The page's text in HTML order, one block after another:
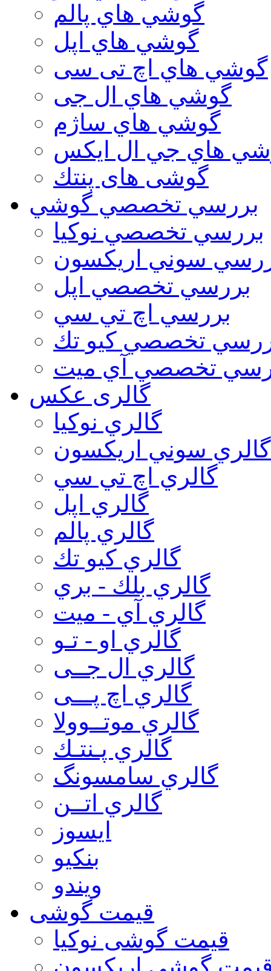
گوشي هاي پالم
گوشي هاي اپل
گوشي هاي اچ تی سی
گوشي هاي ال جی
گوشي هاي ساژم
هاي جي ال ايكس
گوشی های پنتك
بررسي تخصصي گوشي
بررسي تخصصي نوكيا
سوني اريكسون
بررسي تخصصي اپل
بررسي اچ تي سي
تخصصي كيو تك
تخصصي آي ميت
گالری عکس
گالري نوكيا
گالري سوني اريكسون
گالري اچ تي سي
گالري اپل
گالري پالم
گالري كيو تك
گالري بلك - بري
گالري آي - ميت
گالري او - تـو
گالري ال جــی
گالري اچ پـــی
گالري موتــوولا
گالري پـنتـك
گالري سامسونگ
گالري اتــن
ایسوز
بنکیو
ویندو
قیمت گوشی
قیمت گوشی نوكيا